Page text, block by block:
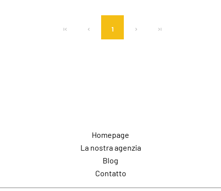
1
Homepage
La nostra agenzia
Blog
Contatto